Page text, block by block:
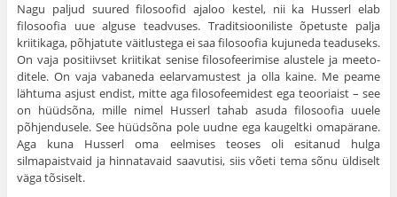
Nagu paljud suured filosoofid ajaloo kestel, nii ka Husserl elab
filosoofia uue alguse teadvuses. Traditsiooniliste õpetuste palja
kriitikaga, põhjatute väitlustega ei saa filosoofia kujuneda teaduseks.
On vaja positiivset kriitikat senise filosofeerimise alustele ja meeto­
ditele. On vaja vabaneda eelarvamustest ja olla kaine. Me peame
lähtuma asjust endist, mitte aga filosofeemidest ega teooriaist – see
on hüüdsõna, mille nimel Husserl tahab asuda filosoofia uuele
põhjendusele. See hüüdsõna pole uudne ega kaugeltki omapärane.
Aga kuna Husserl oma eelmises teoses oli esitanud hulga
silmapaistvaid ja hinnatavaid saavutisi, siis võeti tema sõnu üldiselt
väga tõsiselt.